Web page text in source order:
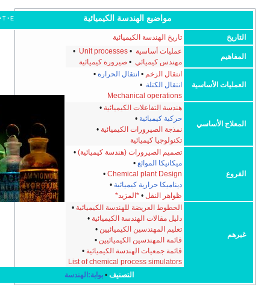
مواضيع الهندسة الكيميائية
تاريخ الهندسة الكيميائية
عمليات أساسية
Unit processes
•
مهندس كيميائي
صيرورة كيميائية
انتقال الحرارة •
انتقال الكتلة•
Mechanical operations
هندسة التفاعلات الكيميائية•
حركية كيميائية
نمذجة الصيرورات الكيميائية•
تصميم الصيرورات (هندسة كيميائية)•
Chemical plant Design
•
ديناميكا حرارية كيميائية•
*المزيد*
الخطوط العريضة للهندسة الكيميائية•
دليل مقالات الهندسة الكيميائية•
تعليم المهندسين الكيميائيين•
قائمة المهندسين الكيميائيين•
قائمة جمعيات الهندسة الكيميائية•
List of chemical process simulators
بوابة:الهندسة